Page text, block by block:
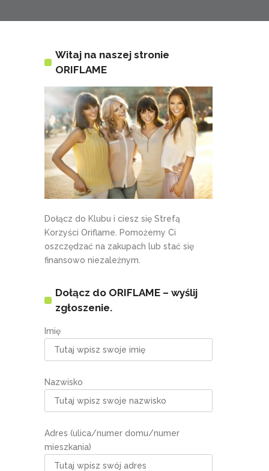
Witaj na naszej stronie
ORIFLAME
Dołącz do Klubu i ciesz się Strefą
Korzyści Oriflame. Pomożemy Ci
oszczędzać na zakupach lub stać się
finansowo niezależnym.
Dołącz do ORIFLAME – wyślij
zgłoszenie.
Imię
Nazwisko
Adres (ulica/numer domu/numer
mieszkania)